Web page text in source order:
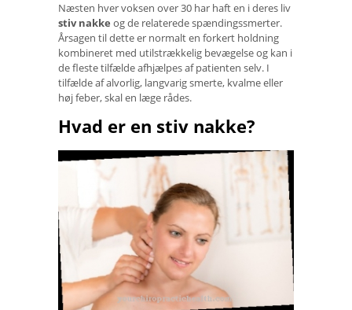
Næsten hver voksen over 30 har haft en i deres liv
stiv nakke og de relaterede spændingssmerter.
Årsagen til dette er normalt en forkert holdning
kombineret med utilstrækkelig bevægelse og kan i
de fleste tilfælde afhjælpes af patienten selv. I
tilfælde af alvorlig, langvarig smerte, kvalme eller
høj feber, skal en læge rådes.
Hvad er en stiv nakke?